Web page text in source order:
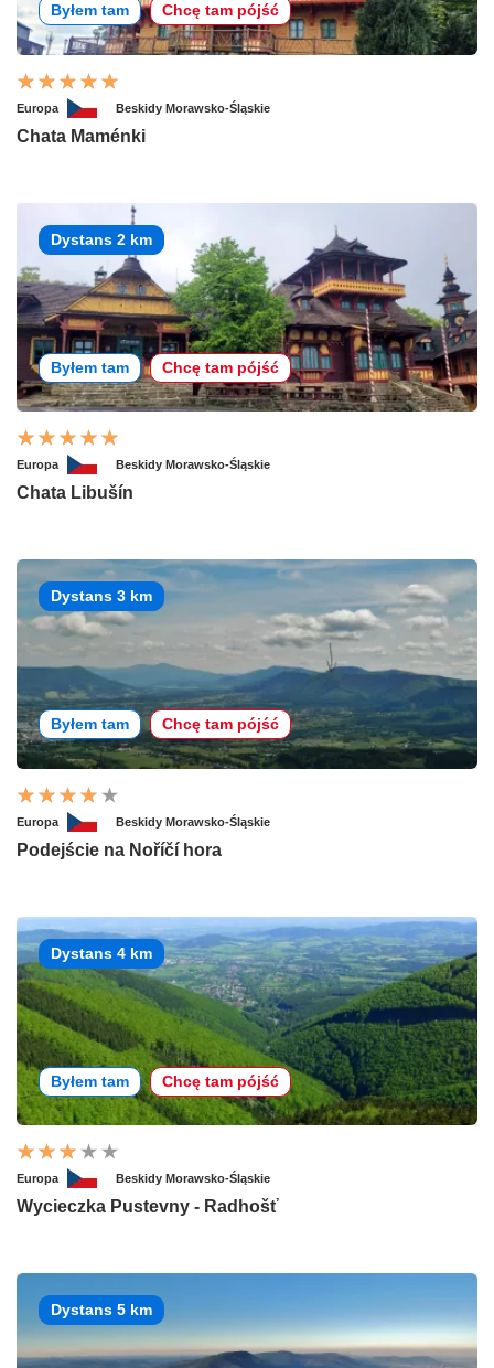
Byłem tam Chcę tam pójść
Europa Beskidy Morawsko-Śląskie
Chata Maménki
Dystans 2 km
Byłem tam Chcę tam pójść
Europa Beskidy Morawsko-Śląskie
Chata Libušín
Dystans 3 km
Byłem tam Chcę tam pójść
Europa Beskidy Morawsko-Śląskie
Podejście na Noříčí hora
Dystans 4 km
Byłem tam Chcę tam pójść
Europa Beskidy Morawsko-Śląskie
Wycieczka Pustevny - Radhošť
Dystans 5 km